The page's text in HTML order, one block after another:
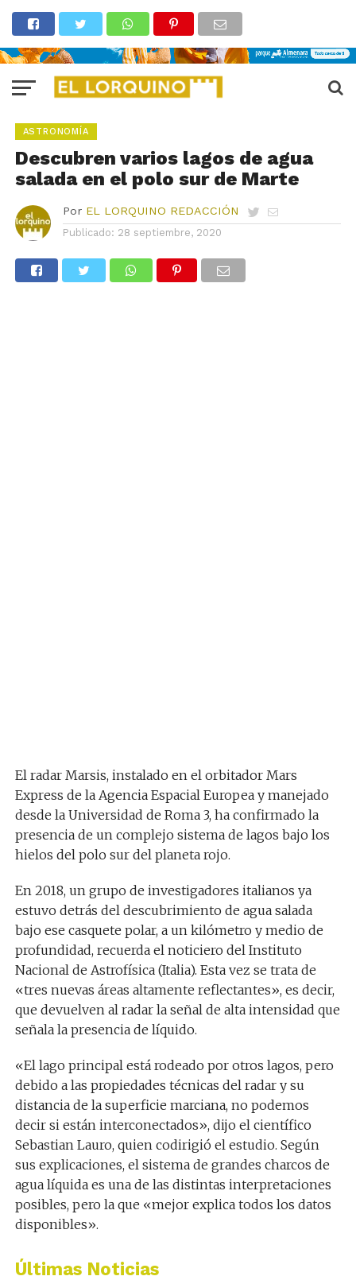
ASTRONOMÍA
Descubren varios lagos de agua
salada en el polo sur de Marte
Por EL LORQUINO REDACCIÓN
Publicado: 28 septiembre, 2020
El radar Marsis, instalado en el orbitador Mars
Express de la Agencia Espacial Europea y manejado
desde la Universidad de Roma 3, ha confirmado la
presencia de un complejo sistema de lagos bajo los
hielos del polo sur del planeta rojo.
En 2018, un grupo de investigadores italianos ya
estuvo detrás del descubrimiento de agua salada
bajo ese casquete polar, a un kilómetro y medio de
profundidad, recuerda el noticiero del Instituto
Nacional de Astrofísica (Italia). Esta vez se trata de
«tres nuevas áreas altamente reflectantes», es decir,
que devuelven al radar la señal de alta intensidad que
señala la presencia de líquido.
«El lago principal está rodeado por otros lagos, pero
debido a las propiedades técnicas del radar y su
distancia de la superficie marciana, no podemos
decir si están interconectados», dijo el científico
Sebastian Lauro, quien codirigió el estudio. Según
sus explicaciones, el sistema de grandes charcos de
agua líquida es una de las distintas interpretaciones
posibles, pero la que «mejor explica todos los datos
disponibles».
Últimas Noticias